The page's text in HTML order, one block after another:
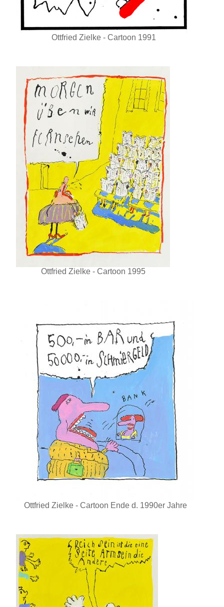
Ottfried Zielke - Cartoon 1991
Ottfried Zielke - Cartoon 1995
Ottfried Zielke - Cartoon Ende d. 1990er Jahre